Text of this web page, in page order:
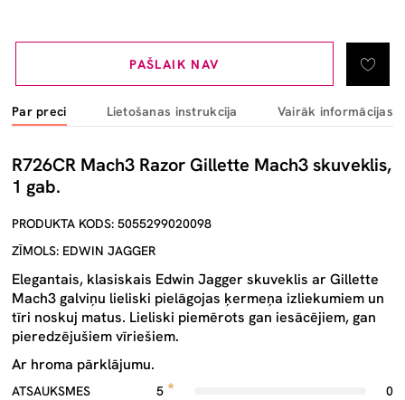
PAŠLAIK NAV
Par preci Lietošanas instrukcija Vairāk informācijas
R726CR Mach3 Razor Gillette Mach3 skuveklis,
1 gab.
PRODUKTA KODS: 5055299020098
ZĪMOLS: EDWIN JAGGER
Elegantais, klasiskais Edwin Jagger skuveklis ar Gillette
Mach3 galviņu lieliski pielāgojas ķermeņa izliekumiem un
tīri noskuj matus. Lieliski piemērots gan iesācējiem, gan
pieredzējušiem vīriešiem.
Ar hroma pārklājumu.
ATSAUKSMES 5
0